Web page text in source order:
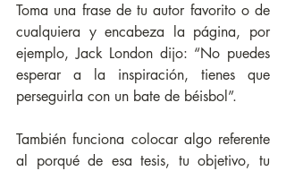
Toma una frase de tu autor favorito o de
cualquiera y encabeza la página, por
ejemplo, Jack London dijo: “No puedes
esperar a la inspiración, tienes que
perseguirla con un bate de béisbol”.
También funciona colocar algo referente
al porqué de esa tesis, tu objetivo, tu